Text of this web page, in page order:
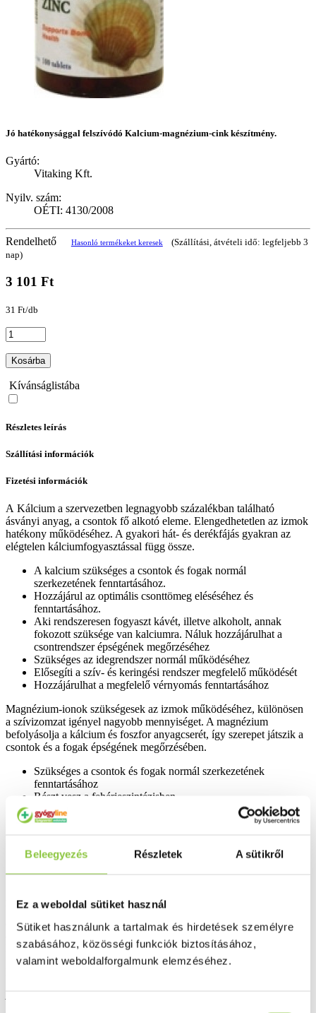
Beleegyezés Részletek A sütikről
Ez a weboldal sütiket használ
Sütiket használunk a tartalmak és hirdetések személyre
szabásához, közösségi funkciók biztosításához,
valamint weboldalforgalmunk elemzéséhez.
Jó hatékonysággal felszívódó Kalcium-magnézium-cink készítmény.
Gyártó:
Vitaking Kft.
Nyilv. szám:
OÉTI: 4130/2008
Rendelhető Hasonló termékeket keresek
(Szállítási, átvételi idő: legfeljebb 3
nap)
3 101 Ft
31 Ft/db
Kosárba
Kívánságlistába
Részletes leírás
Szállítási információk
Fizetési információk
A Kálcium a szervezetben legnagyobb százalékban található
ásványi anyag, a csontok fő alkotó eleme. Elengedhetetlen az izmok
hatékony működéséhez. A gyakori hát- és derékfájás gyakran az
elégtelen kálciumfogyasztással függ össze.
A kalcium szükséges a csontok és fogak normál
szerkezetének fenntartásához.
Hozzájárul az optimális csonttömeg eléséséhez és
fenntartásához.
Aki rendszeresen fogyaszt kávét, illetve alkoholt, annak
fokozott szüksége van kalciumra. Náluk hozzájárulhat a
csontrendszer épségének megőrzéséhez
Szükséges az idegrendszer normál működéséhez
Elősegíti a szív- és keringési rendszer megfelelő működését
Hozzájárulhat a megfelelő vérnyomás fenntartásához
Magnézium-ionok szükségesek az izmok működéséhez, különösen
a szívizomzat igényel nagyobb mennyiséget. A magnézium
befolyásolja a kálcium és foszfor anyagcserét, így szerepet játszik a
csontok és a fogak épségének megőrzésében.
Szükséges a csontok és fogak normál szerkezetének
fenntartásához
Részt vesz a fehérjeszintézisben
Szerepet játszik az idegrendszer kiegyensúlyozott
működésében
Nélkülözhetetlen a szív egészségének megőrzéséhez
A megfelelő magnézium ellátottság hozzájárulhat a normál
vérnyomás megtartásához
A cink a fehérje-, zsír- és szénhidrát-anyagcserében is
közreműködik, összesen mintegy 300 enzim alkotóeleme, valamint
az inzulinhormon építőköve. Speciális szerepet tölt be a szervezet
anyagcseréjében és az immunrendszerben. Izomzatunk, bőrünk,
hajunk, szemünk és körmünk igen sok cinket tartalmaz.